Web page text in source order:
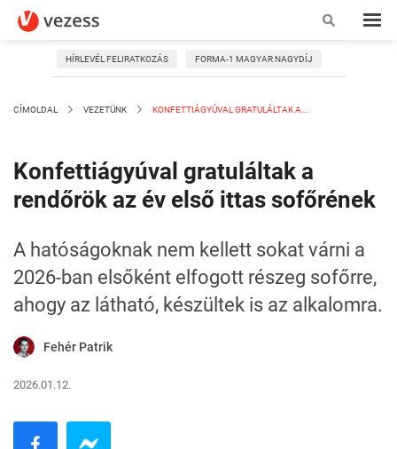
HÍRLEVÉL FELIRATKOZÁS FORMA-1 MAGYAR NAGYDÍJ
CÍMOLDAL VEZETÜNK KONFETTIÁGYÚVAL GRATULÁLTAK A...
Konfettiágyúval gratuláltak a
rendőrök az év első ittas sofőrének
A hatóságoknak nem kellett sokat várni a
2026-ban elsőként elfogott részeg sofőrre,
ahogy az látható, készültek is az alkalomra.
Fehér Patrik
2026.01.12.